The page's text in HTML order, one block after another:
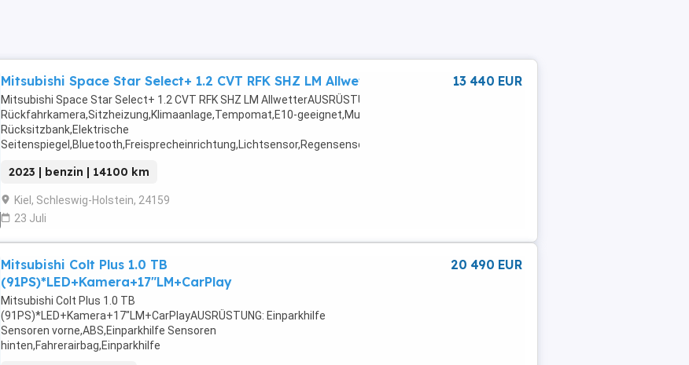
Mitsubishi Space Star Select+ 1.2 CVT RFK SHZ LM Allwetter
Mitsubishi Space Star Select+ 1.2 CVT RFK SHZ LM AllwetterAUSRÜSTUNG: USB,Einparkhilfe
Rückfahrkamera,Sitzheizung,Klimaanlage,Tempomat,E10-geeignet,Multifunktionslenkrad,teilb.
Rücksitzbank,Elektrische
Seitenspiegel,Bluetooth,Freisprecheinrichtung,Lichtsensor,Regensensor,Scheckheftgepflegt,Garantie,EinparkhilfeNächste
2023 | benzin | 14100 km
Kiel, Schleswig-Holstein, 24159
23 Juli
13 440 EUR
Mitsubishi Colt Plus 1.0 TB
(91PS)*LED+Kamera+17"LM+CarPlay
Mitsubishi Colt Plus 1.0 TB
(91PS)*LED+Kamera+17"LM+CarPlayAUSRÜSTUNG: Einparkhilfe
Sensoren vorne,ABS,Einparkhilfe Sensoren
hinten,Fahrerairbag,Einparkhilfe
20 490 EUR